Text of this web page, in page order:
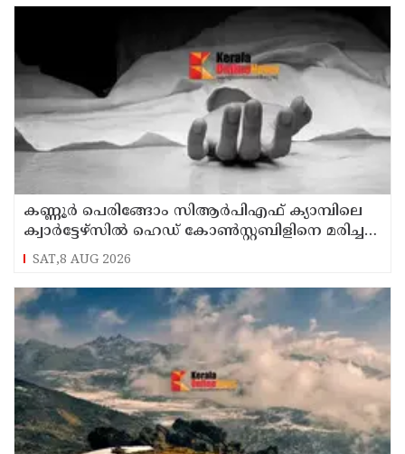
കണ്ണൂര്‍ പെരിങ്ങോം സിആര്‍പിഎഫ് ക്യാമ്പിലെ
ക്വാര്‍ട്ടേഴ്സില്‍ ഹെഡ് കോണ്‍സ്റ്റബിളിനെ മരിച്ച
നിലയില്‍ കണ്ടെത്തി
SAT,8 AUG 2026